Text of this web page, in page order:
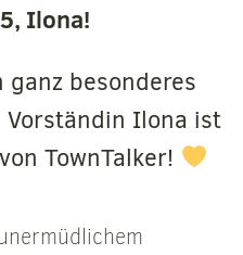
Ilona!
besonderes
Vorständin Ilona ist
TownTalker!